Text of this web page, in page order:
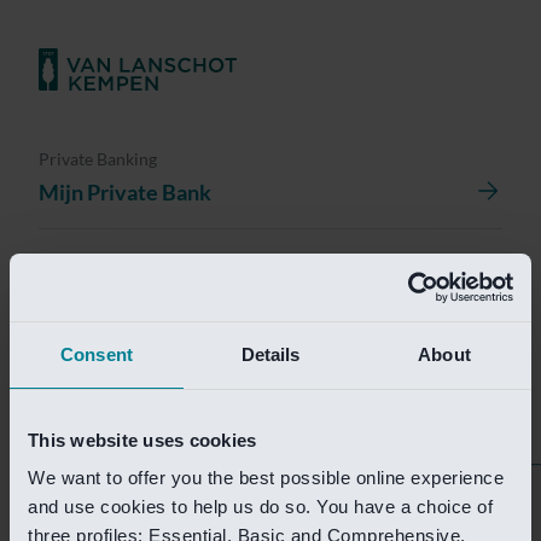
Consent Details About
This website uses cookies
We want to offer you the best possible online experience
and use cookies to help us do so. You have a choice of
three profiles: Essential, Basic and Comprehensive.
Private Banking
Mijn Private Bank
Investment Banking
Van Lanschot Kempen Research
Helaas is deze pagina